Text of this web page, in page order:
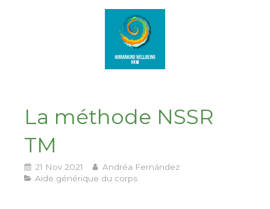
La méthode NSSR
TM
21 Nov 2021
Andréa Fernández
Aide générique du corps